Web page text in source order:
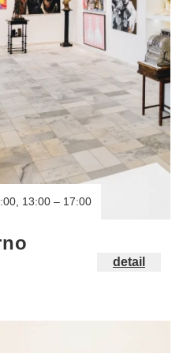
13:00 – 17:00
detail